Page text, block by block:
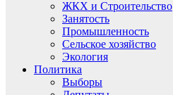
ЖКХ и Строительство
Занятость
Промышленность
Сельское хозяйство
Экология
Политика
Выборы